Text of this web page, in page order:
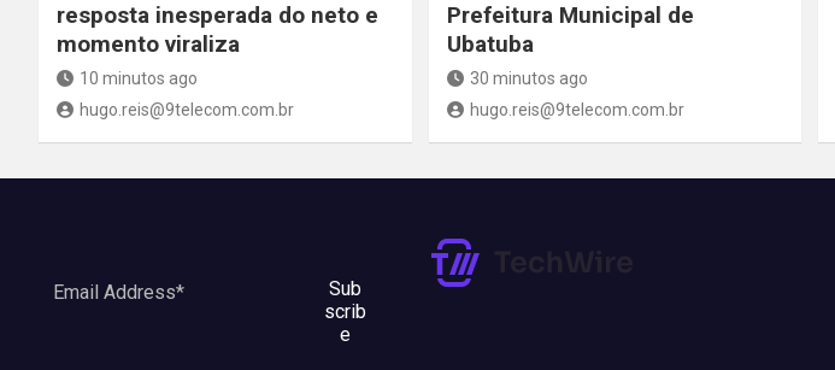
resposta inesperada do neto e
momento viraliza
10 minutos ago
hugo.reis@9telecom.com.br
Prefeitura Municipal de
Ubatuba
30 minutos ago
hugo.reis@9telecom.com.br
Sub
scrib
e